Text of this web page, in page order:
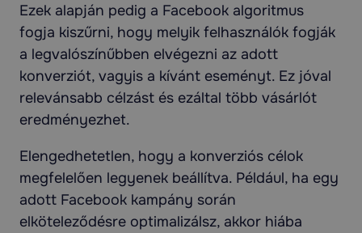
Ezek alapján pedig a Facebook algoritmus
fogja kiszűrni, hogy melyik felhasználók fogják
a legvalószínűbben elvégezni az adott
konverziót, vagyis a kívánt eseményt. Ez jóval
relevánsabb célzást és ezáltal több vásárlót
eredményezhet.
Elengedhetetlen, hogy a konverziós célok
megfelelően legyenek beállítva. Például, ha egy
adott Facebook kampány során
elköteleződésre optimalizálsz, akkor hiába